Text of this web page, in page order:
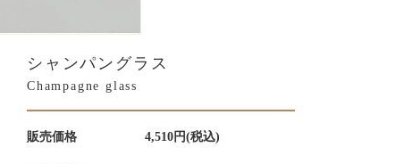
シャンパングラス
Champagne glass
販売価格 4,510円(税込)